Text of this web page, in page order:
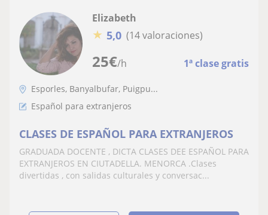
25€/h 1ª clase gratis
Elizabeth
★ 5,0 (14 valoraciones)
Esporles, Banyalbufar, Puigpu...
Español para extranjeros
CLASES DE ESPAÑOL PARA EXTRANJEROS
GRADUADA DOCENTE , DICTA CLASES DEE ESPAÑOL PARA
EXTRANJEROS EN CIUTADELLA. MENORCA .Clases
divertidas , con salidas culturales y conversac...